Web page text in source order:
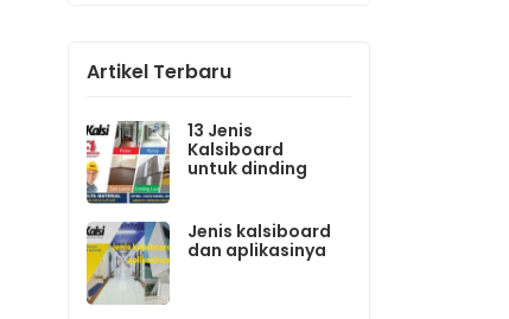
Artikel Terbaru
13 Jenis
Kalsiboard
untuk dinding
Jenis kalsiboard
dan aplikasinya